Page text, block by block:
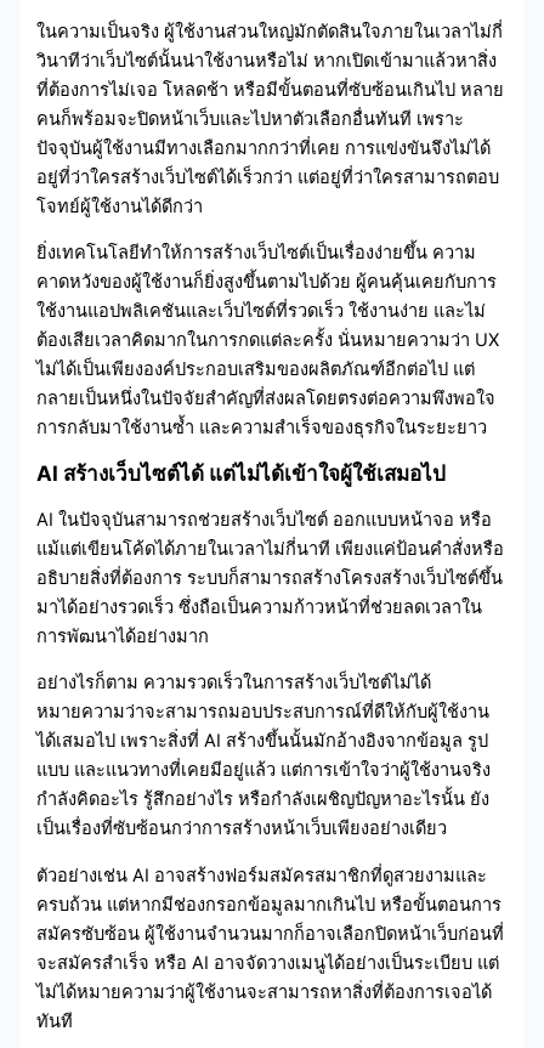
ในความเป็นจริง ผู้ใช้งานส่วนใหญ่มักตัดสินใจภายในเวลาไม่กี่
วินาทีว่าเว็บไซต์นั้นน่าใช้งานหรือไม่ หากเปิดเข้ามาแล้วหาสิ่ง
ที่ต้องการไม่เจอ โหลดช้า หรือมีขั้นตอนที่ซับซ้อนเกินไป หลาย
คนก็พร้อมจะปิดหน้าเว็บและไปหาตัวเลือกอื่นทันที เพราะ
ปัจจุบันผู้ใช้งานมีทางเลือกมากกว่าที่เคย การแข่งขันจึงไม่ได้
อยู่ที่ว่าใครสร้างเว็บไซต์ได้เร็วกว่า แต่อยู่ที่ว่าใครสามารถตอบ
โจทย์ผู้ใช้งานได้ดีกว่า
ยิ่งเทคโนโลยีทำให้การสร้างเว็บไซต์เป็นเรื่องง่ายขึ้น ความ
คาดหวังของผู้ใช้งานก็ยิ่งสูงขึ้นตามไปด้วย ผู้คนคุ้นเคยกับการ
ใช้งานแอปพลิเคชันและเว็บไซต์ที่รวดเร็ว ใช้งานง่าย และไม่
ต้องเสียเวลาคิดมากในการกดแต่ละครั้ง นั่นหมายความว่า UX
ไม่ได้เป็นเพียงองค์ประกอบเสริมของผลิตภัณฑ์อีกต่อไป แต่
กลายเป็นหนึ่งในปัจจัยสำคัญที่ส่งผลโดยตรงต่อความพึงพอใจ
การกลับมาใช้งานซ้ำ และความสำเร็จของธุรกิจในระยะยาว
AI สร้างเว็บไซต์ได้ แต่ไม่ได้เข้าใจผู้ใช้เสมอไป
AI ในปัจจุบันสามารถช่วยสร้างเว็บไซต์ ออกแบบหน้าจอ หรือ
แม้แต่เขียนโค้ดได้ภายในเวลาไม่กี่นาที เพียงแค่ป้อนคำสั่งหรือ
อธิบายสิ่งที่ต้องการ ระบบก็สามารถสร้างโครงสร้างเว็บไซต์ขึ้น
มาได้อย่างรวดเร็ว ซึ่งถือเป็นความก้าวหน้าที่ช่วยลดเวลาใน
การพัฒนาได้อย่างมาก
อย่างไรก็ตาม ความรวดเร็วในการสร้างเว็บไซต์ไม่ได้
หมายความว่าจะสามารถมอบประสบการณ์ที่ดีให้กับผู้ใช้งาน
ได้เสมอไป เพราะสิ่งที่ AI สร้างขึ้นนั้นมักอ้างอิงจากข้อมูล รูป
แบบ และแนวทางที่เคยมีอยู่แล้ว แต่การเข้าใจว่าผู้ใช้งานจริง
กำลังคิดอะไร รู้สึกอย่างไร หรือกำลังเผชิญปัญหาอะไรนั้น ยัง
เป็นเรื่องที่ซับซ้อนกว่าการสร้างหน้าเว็บเพียงอย่างเดียว
ตัวอย่างเช่น AI อาจสร้างฟอร์มสมัครสมาชิกที่ดูสวยงามและ
ครบถ้วน แต่หากมีช่องกรอกข้อมูลมากเกินไป หรือขั้นตอนการ
สมัครซับซ้อน ผู้ใช้งานจำนวนมากก็อาจเลือกปิดหน้าเว็บก่อนที่
จะสมัครสำเร็จ หรือ AI อาจจัดวางเมนูได้อย่างเป็นระเบียบ แต่
ไม่ได้หมายความว่าผู้ใช้งานจะสามารถหาสิ่งที่ต้องการเจอได้
ทันที